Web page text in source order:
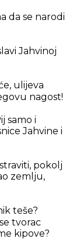
da se narodi
Jahvinoj
ulijeva
nagost!
samo i
Jahvine i
pokolj
zemlju,
teše?
tvorac
kipove?